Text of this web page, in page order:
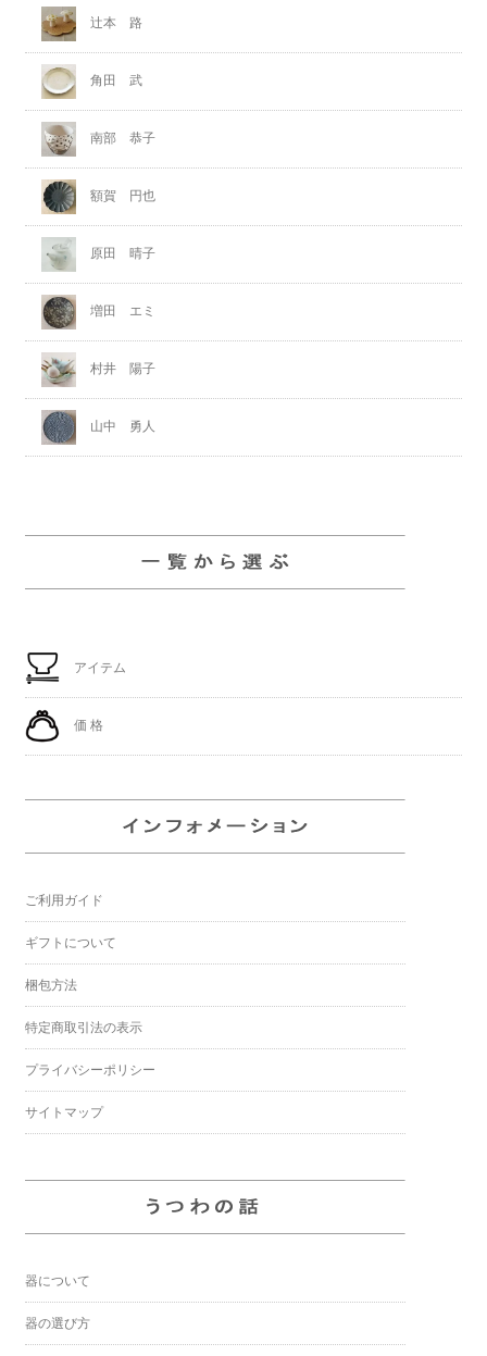
辻本 路
角田 武
南部 恭子
額賀 円也
原田 晴子
増田 エミ
村井 陽子
山中 勇人
アイテム
価 格
ご利用ガイド
ギフトについて
梱包方法
特定商取引法の表示
プライバシーポリシー
サイトマップ
器について
器の選び方